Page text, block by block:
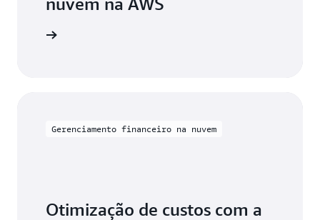
Gerenciamento financeiro na nuvem
Otimização de custos com a